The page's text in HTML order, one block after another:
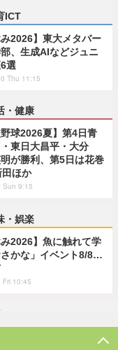
ICT
み2026】東大メタバー
、生成AIなどジュニ
選
Thu 11:15
・健康
野球2026夏】第4日青
東日大昌平・大分
が勝利、第5日は花巻
ほか
Sun 9:15
・娯楽
み2026】魚に触れて学
かな」イベント8/8…
Fri 10:45